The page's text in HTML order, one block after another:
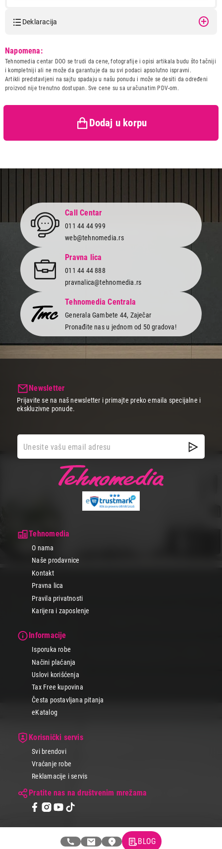
Deklaracija
Naziv i vrsta robe:
SLUSALICA
Uvoznik:
Josipovic doo
Zemlja porekla:
Kina
kupaca po osnovu zakona o
Napomena:
Tehnomedia centar DOO se trudi da cene, fotografije i opisi artikala budu što tačniji
i kompletniji ali ne može da garantuje da su svi podaci apsolutno ispravni.
Artikli predstavljeni na sajtu spadaju u našu ponudu i može se desiti da određeni
proizvod nije trenutno dostupan. Sve cene su sa uračunatim PDV-om.
Dodaj u korpu
SLUŠALICE
SONY MDR-ZX310APL.CE7
Proizvod je dodat u korpu.
Call Centar
011 44 44 999
web@tehnomedia.rs
Pravna lica
011 44 44 888
pravnalica@tehnomedia.rs
Tehnomedia Centrala
Generala Gambete 44, Zaječar
Pronađite nas u jednom od 50 gradova!
Tehnomedia
O nama
Naše prodavnice
Kontakt
Pravna lica
Pravila privatnosti
Karijera i zaposlenje
Informacije
Isporuka robe
Načini plaćanja
Uslovi korišćenja
Tax Free kupovina
Česta postavljana pitanja
eKatalog
Korisnički servis
Svi brendovi
Vraćanje robe
Reklamacije i servis
Pratite nas na društvenim mrežama
Newsletter
Prijavite se na naš newsletter i primajte preko emaila specijalne i
ekskluzivne ponude.
BLOG